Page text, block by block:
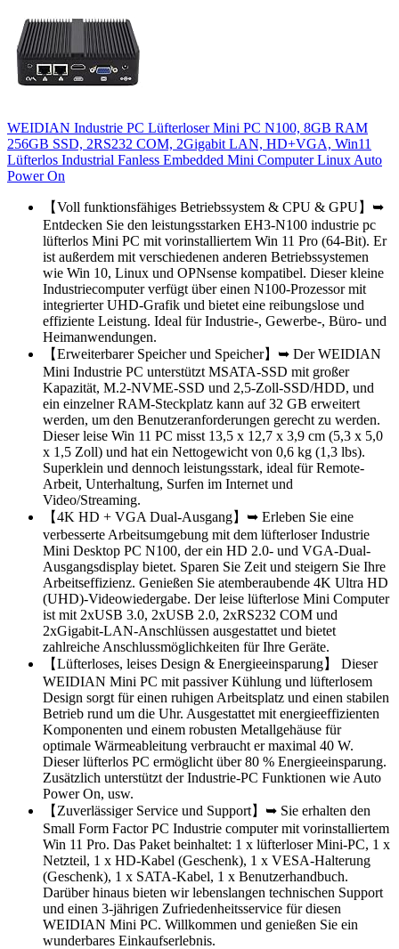
WEIDIAN Industrie PC Lüfterloser Mini PC N100, 8GB RAM
256GB SSD, 2RS232 COM, 2Gigabit LAN, HD+VGA, Win11
Lüfterlos Industrial Fanless Embedded Mini Computer Linux Auto
Power On
【Voll funktionsfähiges Betriebssystem & CPU & GPU】➥
Entdecken Sie den leistungsstarken EH3-N100 industrie pc
lüfterlos Mini PC mit vorinstalliertem Win 11 Pro (64-Bit). Er
ist außerdem mit verschiedenen anderen Betriebssystemen
wie Win 10, Linux und OPNsense kompatibel. Dieser kleine
Industriecomputer verfügt über einen N100-Prozessor mit
integrierter UHD-Grafik und bietet eine reibungslose und
effiziente Leistung. Ideal für Industrie-, Gewerbe-, Büro- und
Heimanwendungen.
【Erweiterbarer Speicher und Speicher】➥ Der WEIDIAN
Mini Industrie PC unterstützt MSATA-SSD mit großer
Kapazität, M.2-NVME-SSD und 2,5-Zoll-SSD/HDD, und
ein einzelner RAM-Steckplatz kann auf 32 GB erweitert
werden, um den Benutzeranforderungen gerecht zu werden.
Dieser leise Win 11 PC misst 13,5 x 12,7 x 3,9 cm (5,3 x 5,0
x 1,5 Zoll) und hat ein Nettogewicht von 0,6 kg (1,3 lbs).
Superklein und dennoch leistungsstark, ideal für Remote-
Arbeit, Unterhaltung, Surfen im Internet und
Video/Streaming.
【4K HD + VGA Dual-Ausgang】➥ Erleben Sie eine
verbesserte Arbeitsumgebung mit dem lüfterloser Industrie
Mini Desktop PC N100, der ein HD 2.0- und VGA-Dual-
Ausgangsdisplay bietet. Sparen Sie Zeit und steigern Sie Ihre
Arbeitseffizienz. Genießen Sie atemberaubende 4K Ultra HD
(UHD)-Videowiedergabe. Der leise lüfterlose Mini Computer
ist mit 2xUSB 3.0, 2xUSB 2.0, 2xRS232 COM und
2xGigabit-LAN-Anschlüssen ausgestattet und bietet
zahlreiche Anschlussmöglichkeiten für Ihre Geräte.
【Lüfterloses, leises Design & Energieeinsparung】 Dieser
WEIDIAN Mini PC mit passiver Kühlung und lüfterlosem
Design sorgt für einen ruhigen Arbeitsplatz und einen stabilen
Betrieb rund um die Uhr. Ausgestattet mit energieeffizienten
Komponenten und einem robusten Metallgehäuse für
optimale Wärmeableitung verbraucht er maximal 40 W.
Dieser lüfterlos PC ermöglicht über 80 % Energieeinsparung.
Zusätzlich unterstützt der Industrie-PC Funktionen wie Auto
Power On, usw.
【Zuverlässiger Service und Support】➥ Sie erhalten den
Small Form Factor PC Industrie computer mit vorinstalliertem
Win 11 Pro. Das Paket beinhaltet: 1 x lüfterloser Mini-PC, 1 x
Netzteil, 1 x HD-Kabel (Geschenk), 1 x VESA-Halterung
(Geschenk), 1 x SATA-Kabel, 1 x Benutzerhandbuch.
Darüber hinaus bieten wir lebenslangen technischen Support
und einen 3-jährigen Zufriedenheitsservice für diesen
WEIDIAN Mini PC. Willkommen und genießen Sie ein
wunderbares Einkaufserlebnis.